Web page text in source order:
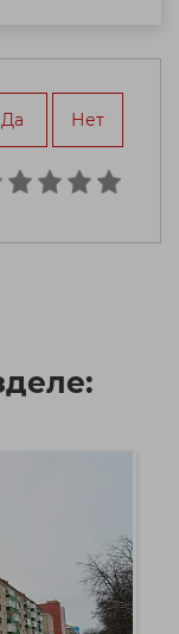
Да Нет